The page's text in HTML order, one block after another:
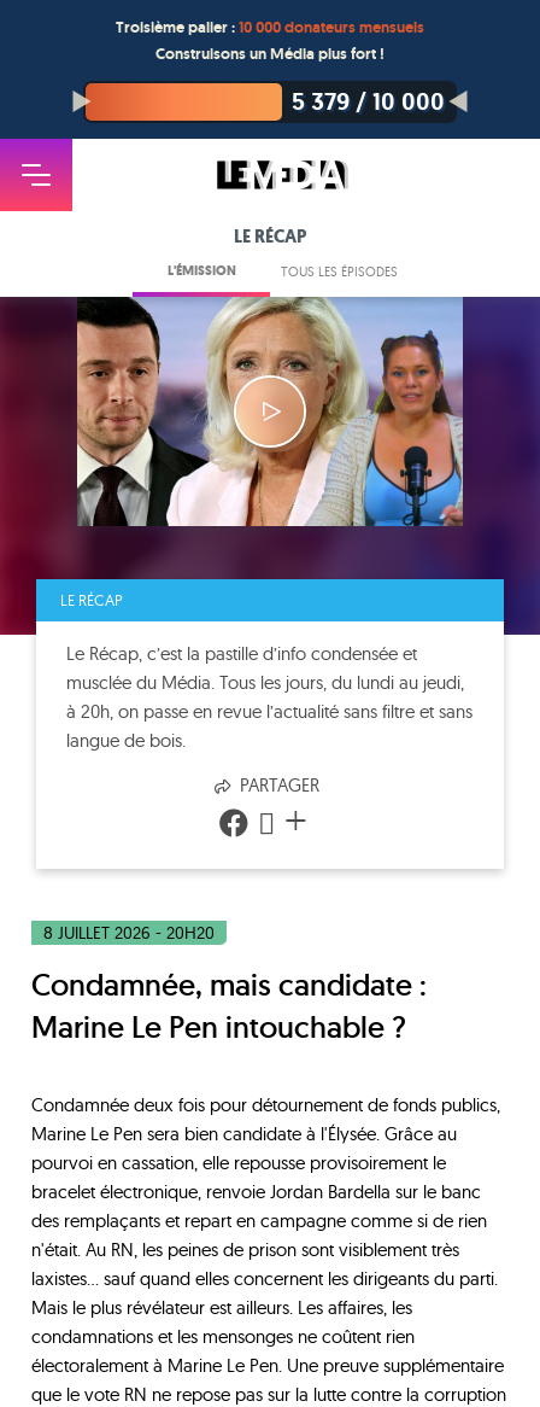
Troisième palier :10 000 donateurs mensuels
Construisons un Média plus fort !
5 379/10 000
LE RÉCAP
L'ÉMISSION TOUS LES ÉPISODES
LE RÉCAP
Le Récap, c’est la pastille d’info condensée et
musclée du Média. Tous les jours, du lundi au jeudi,
à 20h, on passe en revue l’actualité sans filtre et sans
langue de bois.
PARTAGER
+
8 JUILLET 2026 - 20H20
Condamnée, mais candidate :
Marine Le Pen intouchable ?
Condamnée deux fois pour détournement de fonds publics,
Marine Le Pen sera bien candidate à l'Élysée. Grâce au
pourvoi en cassation, elle repousse provisoirement le
bracelet électronique, renvoie Jordan Bardella sur le banc
des remplaçants et repart en campagne comme si de rien
n'était. Au RN, les peines de prison sont visiblement très
laxistes... sauf quand elles concernent les dirigeants du parti.
Mais le plus révélateur est ailleurs. Les affaires, les
condamnations et les mensonges ne coûtent rien
électoralement à Marine Le Pen. Une preuve supplémentaire
que le vote RN ne repose pas sur la lutte contre la corruption